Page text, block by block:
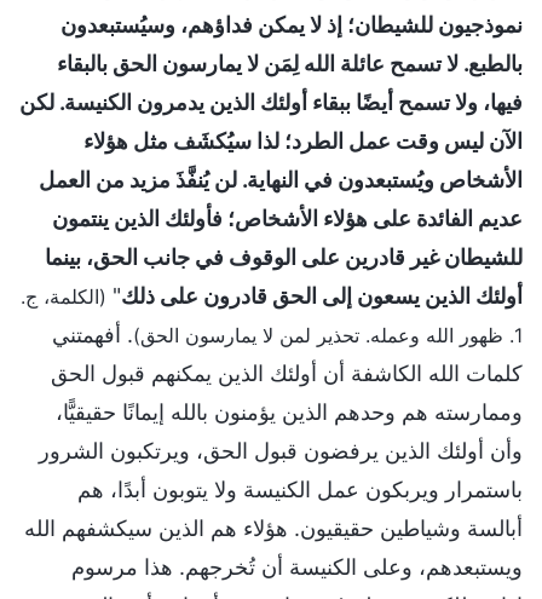
نموذجيون للشيطان؛ إذ لا يمكن فداؤهم، وسيُستبعدون
بالطبع. لا تسمح عائلة الله لِمَن لا يمارسون الحق بالبقاء
فيها، ولا تسمح أيضًا ببقاء أولئك الذين يدمرون الكنيسة. لكن
الآن ليس وقت عمل الطرد؛ لذا سيُكشَف مثل هؤلاء
الأشخاص ويُستبعدون في النهاية. لن يُنفَّذَ مزيد من العمل
عديم الفائدة على هؤلاء الأشخاص؛ فأولئك الذين ينتمون
للشيطان غير قادرين على الوقوف في جانب الحق، بينما
أولئك الذين يسعون إلى الحق قادرون على ذلك" (الكلمة، ج.
1. ظهور الله وعمله. تحذير لمن لا يمارسون الحق)
. أفهمتني
كلمات الله الكاشفة أن أولئك الذين يمكنهم قبول الحق
وممارسته هم وحدهم الذين يؤمنون بالله إيمانًا حقيقيًّا،
وأن أولئك الذين يرفضون قبول الحق، ويرتكبون الشرور
باستمرار ويربكون عمل الكنيسة ولا يتوبون أبدًا، هم
أبالسة وشياطين حقيقيون. هؤلاء هم الذين سيكشفهم الله
ويستبعدهم، وعلى الكنيسة أن تُخرجهم. هذا مرسوم